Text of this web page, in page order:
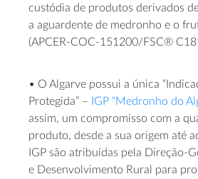
custódia de produtos derivados
a aguardente de medronho e o
(APCER-COC-151200/FSC®
• O Algarve possui a única
Protegida” –
IGP “Medronho do
assim, um compromisso com a
produto, desde a sua origem até
IGP são atribuídas pela Direção-
e Desenvolvimento Rural para